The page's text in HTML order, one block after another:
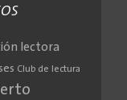
lectora
Club de lectura